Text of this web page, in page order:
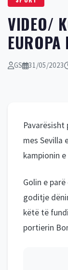
VIDEO/
EUROPA
GS 31/05/2023
mes Sevilla
kampionin
Golin e
goditje
këtë të
portierin